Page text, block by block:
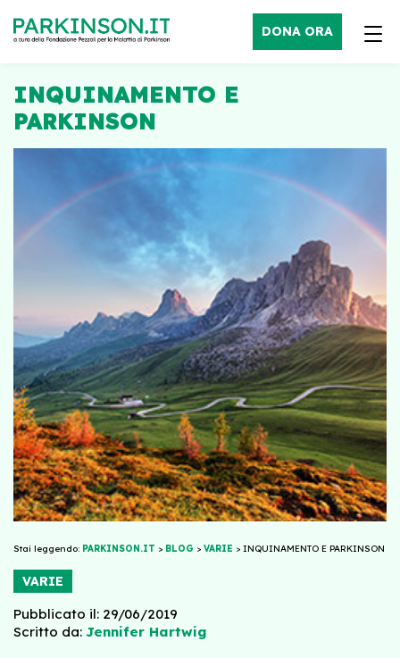
DONA ORA
INQUINAMENTO E
PARKINSON
Stai leggendo: PARKINSON.IT > BLOG > VARIE > INQUINAMENTO E PARKINSON
VARIE
Pubblicato il: 29/06/2019
Scritto da: Jennifer Hartwig